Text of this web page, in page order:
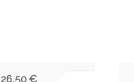
26,50€